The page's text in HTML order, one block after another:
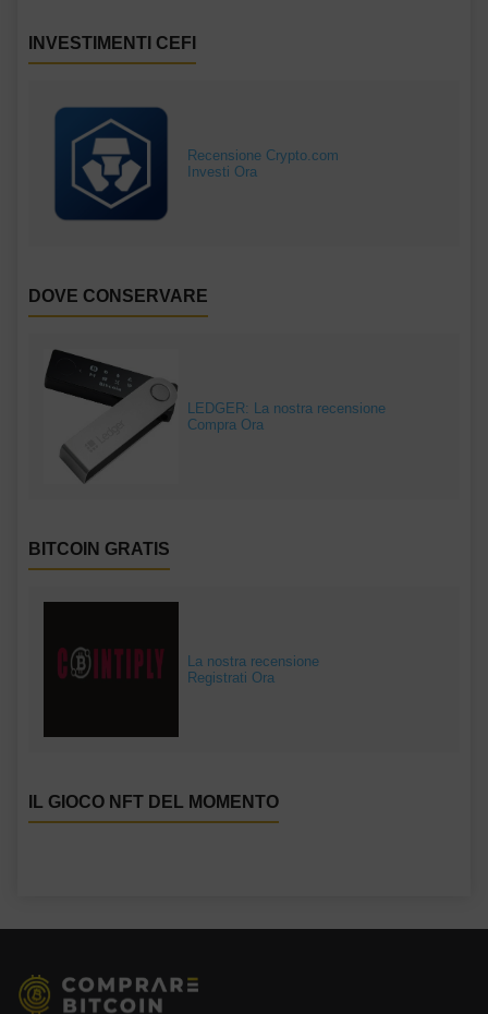
INVESTIMENTI CEFI
Recensione Crypto.com
Investi Ora
DOVE CONSERVARE
LEDGER: La nostra recensione
Compra Ora
BITCOIN GRATIS
La nostra recensione
Registrati Ora
IL GIOCO NFT DEL MOMENTO